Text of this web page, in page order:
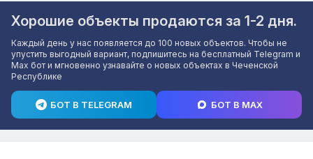
Хорошие объекты продаются за 1-2 дня.
Каждый день у нас появляется до 100 новых объектов. Чтобы не
упустить выгодный вариант, подпишитесь на бесплатный Telegram и
Max бот и мгновенно узнавайте о новых объектах в Чеченской
Республике
БОТ В TELEGRAM БОТ В MAX